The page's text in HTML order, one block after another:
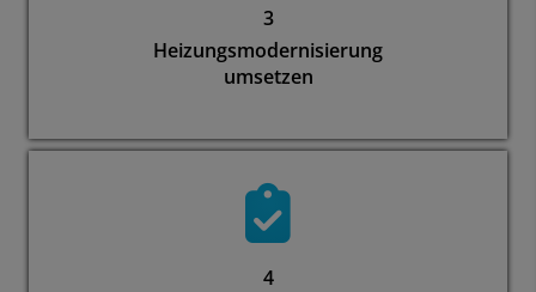
3
Heizungsmodernisierung
umsetzen
4